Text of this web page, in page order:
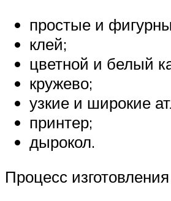
простые и
клей;
цветной и белый
кружево;
узкие и широкие
принтер;
дырокол.
Процесс